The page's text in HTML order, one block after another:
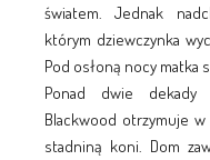
światem. Jednak
którym dziewczynka
Pod osłoną nocy matka
Ponad dwie dekady
Blackwood otrzymuje
stadniną koni. Dom